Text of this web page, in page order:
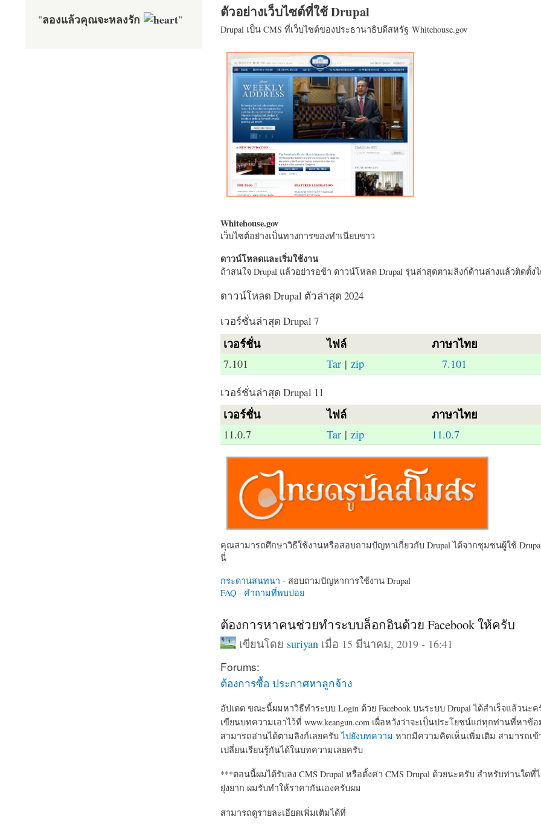
ตัวอย่างเว็บไซต์ที่ใช้ Drupal
Drupal เป็น CMS ที่เว็บไซต์ของประธานาธิบดีสหรัฐ Whitehouse.gov
Whitehouse.gov
เว็บไซต์อย่างเป็นทางการของทำเนียบขาว
ดาวน์โหลดและเริ่มใช้งาน
ถ้าสนใจ Drupal แล้วอย่ารอช้า ดาวน์โหลด Drupal รุ่นล่าสุดตามลิงก์ด้านล่างแล้วติดตั้ง
ดาวน์โหลด Drupal ตัวล่าสุด 2024
เวอร์ชั่นล่าสุด Drupal 7
เวอร์ชั่น ไฟล์ ภาษาไทย
7.101 Tar| zip 7.101
เวอร์ชั่นล่าสุด Drupal 11
เวอร์ชั่น ไฟล์ ภาษาไทย
11.0.7 Tar| zip 11.0.7
คุณสามารถศึกษาวิธีใช้งานหรือสอบถามปัญหาเกี่ยวกับ Drupal ได้จากชุมชนผู้ใช้
นี่
กระดานสนทนา - สอบถามปัญหาการใช้งาน Drupal
FAQ - คำถามที่พบบ่อย
ต้องการหาคนช่วยทำระบบล็อกอินด้วย Facebook ให้ครับ
เขียนโดย suriyan เมื่อ 15 มีนาคม, 2019 - 16:41
Forums:
ต้องการซื้อ ประกาศหาลูกจ้าง
อัปเดต ขณะนี้ผมหาวิธีทำระบบ Login ด้วย Facebook บนระบบ Drupal ได้สำเร็จแล้วนะ
เขียนบทความเอาไว้ที่ www.keangun.com เผื่อหวังว่าจะเป็นประโยชน์แก่ทุกท่านที่หาข้
สามารถอ่านได้ตามลิงก์เลยครับไปยังบทความ หากมีความคิดเห็นเพิ่มเติม สามารถเข้
เปลี่ยนเรียนรู้กันได้ในบทความเลยครับ
***ตอนนี้ผมได้รับลง CMS Drupal หรือตั้งค่า CMS Drupal ด้วยนะครับ สำหรับท่านใด
ยุ่งยาก ผมรับทำให้ราคากันเองครับผม
สามารถดูรายละเอียดเพิ่มเติมได้ที่
"ลองแล้วคุณจะหลงรัก "